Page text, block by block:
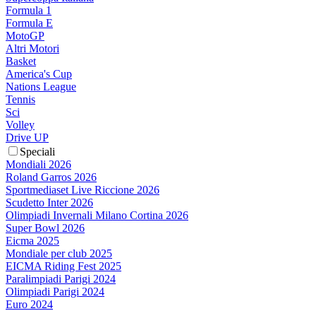
Formula 1
Formula E
MotoGP
Altri Motori
Basket
America's Cup
Nations League
Tennis
Sci
Volley
Drive UP
Speciali
Mondiali 2026
Roland Garros 2026
Sportmediaset Live Riccione 2026
Scudetto Inter 2026
Olimpiadi Invernali Milano Cortina 2026
Super Bowl 2026
Eicma 2025
Mondiale per club 2025
EICMA Riding Fest 2025
Paralimpiadi Parigi 2024
Olimpiadi Parigi 2024
Euro 2024